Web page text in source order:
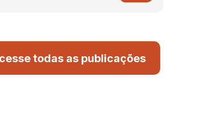
todas as publicações